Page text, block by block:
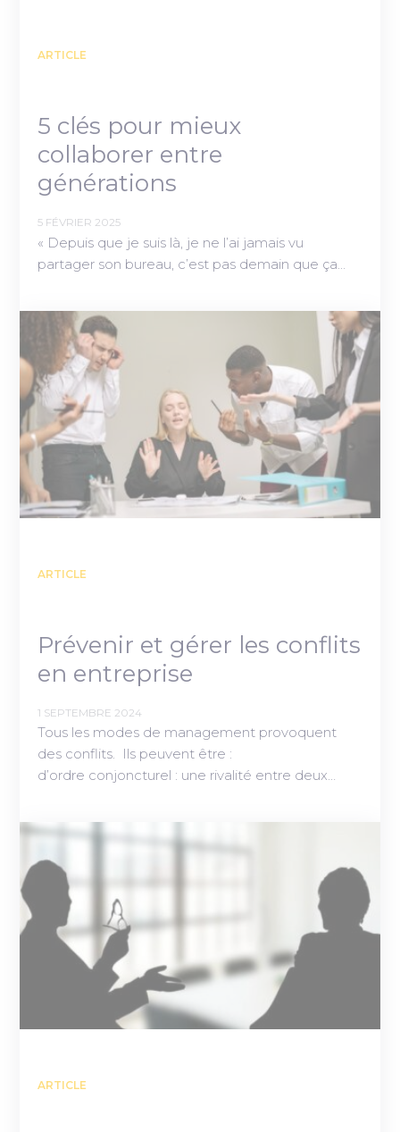
ARTICLE
5 clés pour mieux
collaborer entre
générations
5 FÉVRIER 2025
« Depuis que je suis là, je ne l’ai jamais vu
partager son bureau, c’est pas demain que ça…
ARTICLE
Prévenir et gérer les conflits
en entreprise
1 SEPTEMBRE 2024
Tous les modes de management provoquent
des conflits. Ils peuvent être :
d’ordre conjoncturel : une rivalité entre deux…
ARTICLE